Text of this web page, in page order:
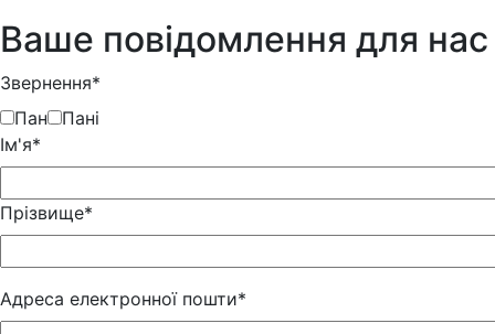
Ваше повідомлення для нас
Звернення*
Пан
Пані
Iм'я*
Прізвище*
Адреса електронної пошти*